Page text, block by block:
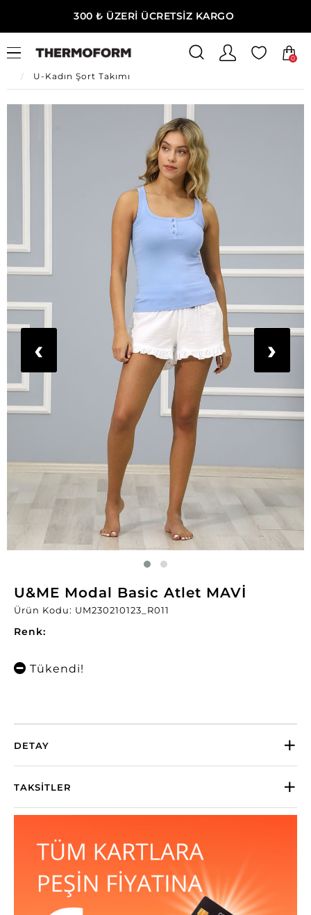
300 ₺ ÜZERİ ÜCRETSİZ KARGO
0
Ana Sayfa
U-Kadın Ev Giyim
U-Kadın Şort Takımı
‹ ›
U&ME Modal Basic Atlet MAVİ
Ürün Kodu: UM230210123_R011
Renk:
Tükendi!
DETAY
TAKSITLER